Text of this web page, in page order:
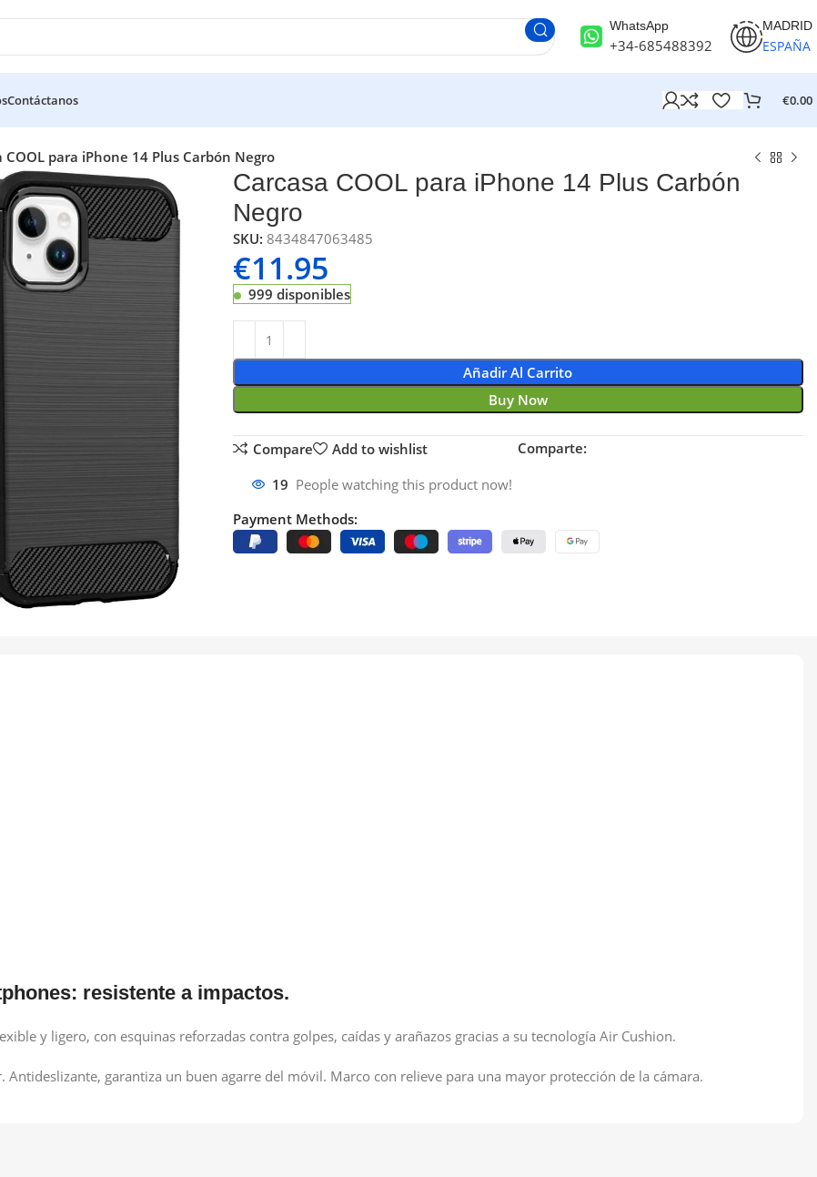
WhatsApp
+34-685488392
MADRID
ESPAÑA
Contáctanos €0.00
COOL para iPhone 14 Plus Carbón Negro
Carcasa COOL para iPhone 14 Plus Carbón
Negro
SKU: 8434847063485
€11.95
999 disponibles
Añadir Al Carrito
Buy Now
Compare Add to wishlist Comparte:
19 People watching this product now!
Payment Methods:
resistente a impactos.
y ligero, con esquinas reforzadas contra golpes, caídas y arañazos gracias a su tecnología Air Cushion.
garantiza un buen agarre del móvil. Marco con relieve para una mayor protección de la cámara.